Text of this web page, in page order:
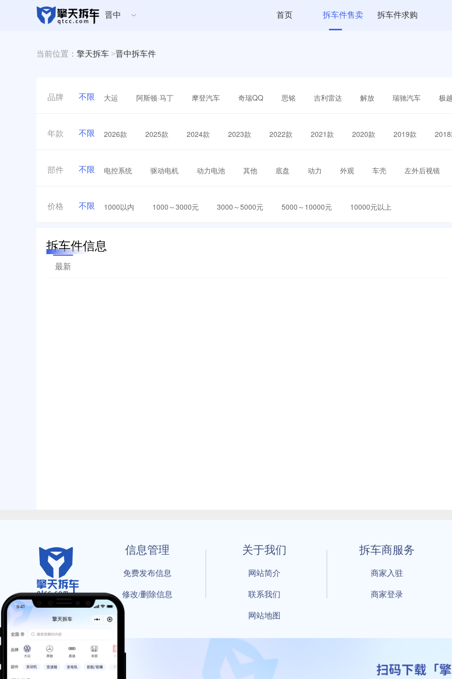
晋中 首页 拆车件售卖 拆车件求购
当前位置： 擎天拆车 >晋中拆车件
品牌 不限 大运 阿斯顿·马丁 摩登汽车 奇瑞QQ 思铭 吉利雷达 解放 瑞驰汽车 极
年款 不限 2026款 2025款 2024款 2023款 2022款 2021款 2020款 2019款
部件 不限 电控系统 驱动电机 动力电池 其他 底盘 动力 外观 车壳 左外后视镜
价格 不限 1000以内 1000～3000元 3000～5000元 5000～10000元 10000元以上
拆车件信息
最新
信息管理
免费发布信息
修改/删除信息
关于我们
网站简介
联系我们
网站地图
拆车商服务
商家入驻
商家登录
© 2021 By 擎天拆车-买卖拆车件，擎天拆车好省快 All Rights Reserved
工信部备案号：鲁ICP备18021004号-17 公安部备案号： 鲁公网安备